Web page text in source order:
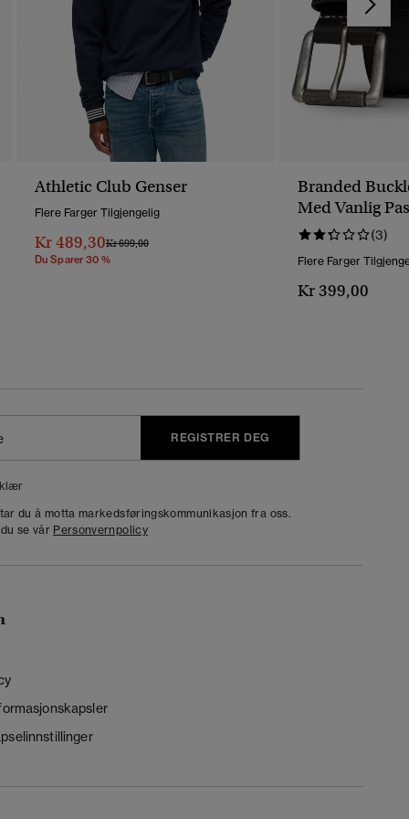
Athletic Club Genser
Flere Farger Tilgjengelig
Kr 489,30Pris Nedsatt Fra
Kr 699,00Til
Du Sparer 30 %
Branded
Med Vanlig
(3)
Flere Farger
Kr 399,00
REGISTRER DEG
du å motta markedsføringskommunikasjon fra oss.
se vår Personvernpolicy